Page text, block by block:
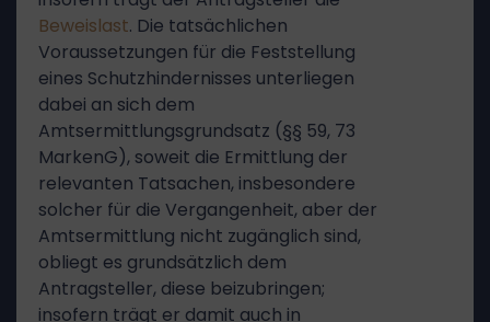
Beweislast. Die tatsächlichen
Voraussetzungen für die Feststellung
eines Schutzhindernisses unterliegen
dabei an sich dem
Amtsermittlungsgrundsatz (§§ 59, 73
MarkenG), soweit die Ermittlung der
relevanten Tatsachen, insbesondere
solcher für die Vergangenheit, aber der
Amtsermittlung nicht zugänglich sind,
obliegt es grundsätzlich dem
Antragsteller, diese beizubringen;
insofern trägt er damit auch in